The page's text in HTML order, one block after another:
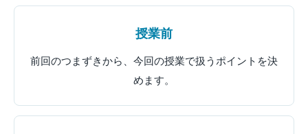
授業前
前回のつまずきから、今回の授業で扱うポイントを決
めます。